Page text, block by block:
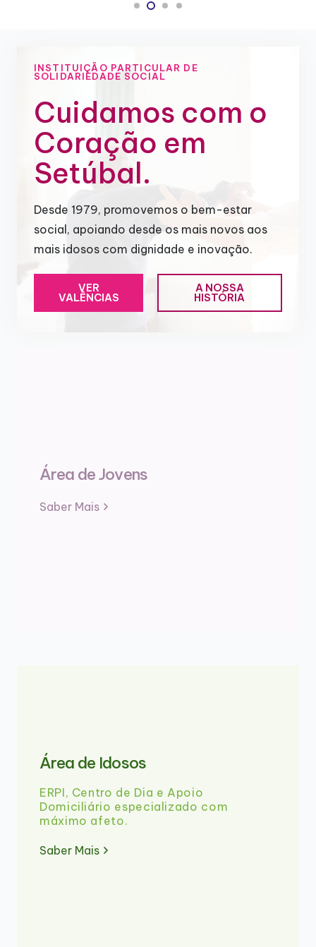
INSTITUIÇÃO PARTICULAR DE
SOLIDARIEDADE SOCIAL
Cuidamos com o
Coração em
Setúbal.
Desde 1979, promovemos o bem-estar
social, apoiando desde os mais novos aos
mais idosos com dignidade e inovação.
VER
VALÊNCIAS
A NOSSA
HISTÓRIA
Área de Jovens
Saber Mais
Área de Idosos
ERPI, Centro de Dia e Apoio
Domiciliário especializado com
máximo afeto.
Saber Mais